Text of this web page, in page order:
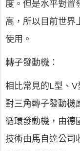
度。但是水平對置
高，所以目前世界
使用。
轉子發動機：
相比常見的L型、
對三角轉子發動機
循環發動機，由德
技術由馬自達公司